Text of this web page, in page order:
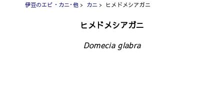
伊豆のエビ・カニ･他> カニ > ヒメドメシアガニ
ヒメドメシアガニ
Domecia glabra